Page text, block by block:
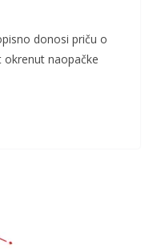
donosi priču o
okrenut naopačke